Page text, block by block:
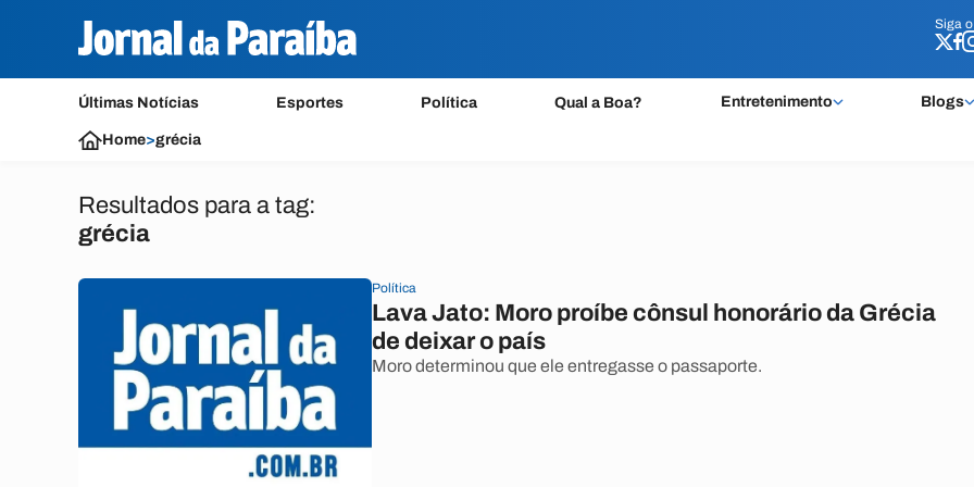
Siga o
Últimas Notícias Esportes Política Qual a Boa? Entretenimento Blogs
Siga o
Home>grécia
Resultados para a tag:
grécia
Política
Lava Jato: Moro proíbe cônsul honorário da Grécia
de deixar o país
Moro determinou que ele entregasse o passaporte.